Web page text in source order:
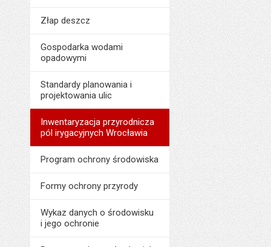
Złap deszcz
Gospodarka wodami
opadowymi
Standardy planowania i
projektowania ulic
Inwentaryzacja przyrodnicza
pól irygacyjnych Wrocławia
Program ochrony środowiska
Formy ochrony przyrody
Wykaz danych o środowisku
i jego ochronie